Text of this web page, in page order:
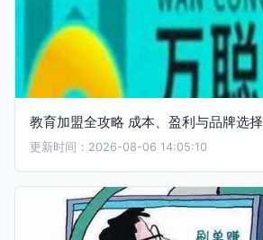
教育加盟全攻略 成本、盈利与品牌选择
更新时间：2026-08-06 14:05:10